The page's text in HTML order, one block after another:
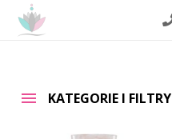
KATEGORIE I FILTRY